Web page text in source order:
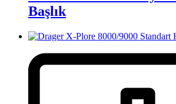
Başlık